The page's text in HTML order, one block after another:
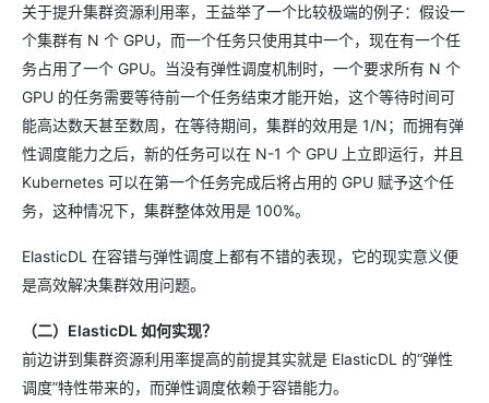
关于提升集群资源利用率，王益举了一个比较极端的例子：假设一
个集群有 N 个 GPU，而一个任务只使用其中一个，现在有一个任
务占用了一个 GPU。当没有弹性调度机制时，一个要求所有 N 个
GPU 的任务需要等待前一个任务结束才能开始，这个等待时间可
能高达数天甚至数周，在等待期间，集群的效用是 1/N；而拥有弹
性调度能力之后，新的任务可以在 N-1 个 GPU 上立即运行，并且
Kubernetes 可以在第一个任务完成后将占用的 GPU 赋予这个任
务，这种情况下，集群整体效用是 100%。
ElasticDL 在容错与弹性调度上都有不错的表现，它的现实意义便
是高效解决集群效用问题。
（二）ElasticDL 如何实现？
前边讲到集群资源利用率提高的前提其实就是 ElasticDL 的“弹性
调度”特性带来的，而弹性调度依赖于容错能力。